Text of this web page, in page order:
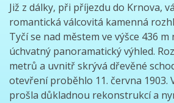
Již z dálky, při příjezdu do Krnova,
romantická válcovitá kamenná
Tyčí se nad městem ve výšce 436 m
úchvatný panoramatický výhled.
metrů a uvnitř skrývá dřevěné
otevření proběhlo 11. června 1903.
prošla důkladnou rekonstrukcí a